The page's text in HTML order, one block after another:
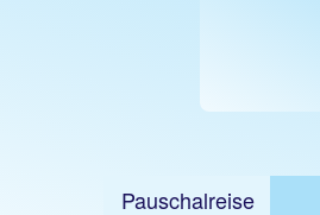
Pauschalreise